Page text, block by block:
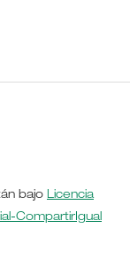
bajo Licencia
CompartirIgual